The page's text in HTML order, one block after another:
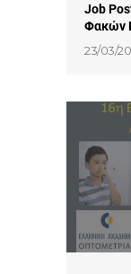
Job
Φακών
23/03/